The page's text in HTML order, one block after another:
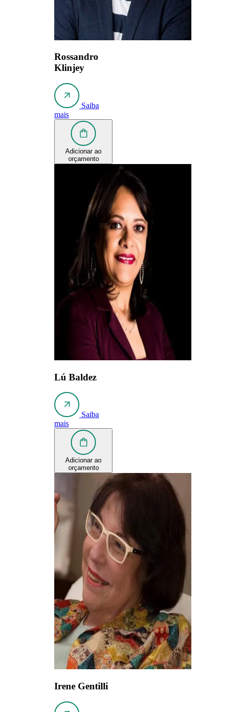
Rossandro
Klinjey
Saiba
mais
Adicionar ao
orçamento
Lú Baldez
Saiba
mais
Adicionar ao
orçamento
Irene Gentilli